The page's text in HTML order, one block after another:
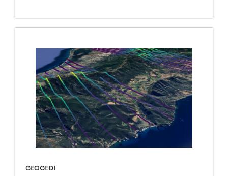
GEOGEDI